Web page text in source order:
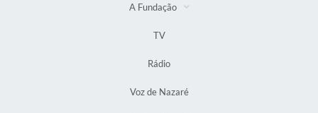
A Fundação
TV
Rádio
Voz de Nazaré